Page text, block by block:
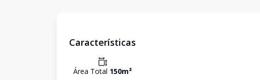
Características
Área Total 150m²